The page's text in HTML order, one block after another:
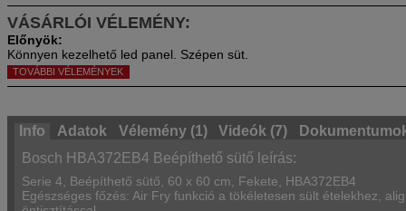
VÁSÁRLÓI VÉLEMÉNY:
Könnyen kezelhető led panel. Szépen süt.
TOVÁBBI VÉLEMÉNYEK
Info Adatok Vélemény (1) Videók (7)
Bosch HBA372EB4 Beépíthető sütő leírás:
Serie 4, Beépíthető sütő, 60 x 60 cm, Fekete, HBA372EB4
Egészséges főzés: Air Fry funkció a tökéletesen sült ételekhez,